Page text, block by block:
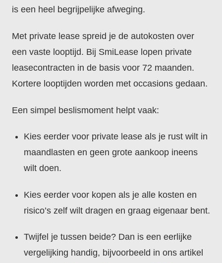
is een heel begrijpelijke afweging.
Met private lease spreid je de autokosten over
een vaste looptijd. Bij SmiLease lopen private
leasecontracten in de basis voor 72 maanden.
Kortere looptijden worden met occasions gedaan.
Een simpel beslismoment helpt vaak:
Kies eerder voor private lease als je rust wilt in
maandlasten en geen grote aankoop ineens
wilt doen.
Kies eerder voor kopen als je alle kosten en
risico’s zelf wilt dragen en graag eigenaar bent.
Twijfel je tussen beide? Dan is een eerlijke
vergelijking handig, bijvoorbeeld in ons artikel